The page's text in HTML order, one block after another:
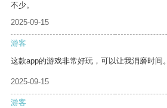
不少。
2025-09-15
游客
这款app的游戏非常好玩，可以让我消磨时间。
2025-09-15
游客